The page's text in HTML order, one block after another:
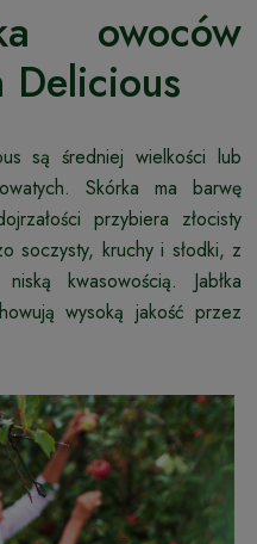
owoców
Delicious
są średniej wielkości lub
Skórka ma barwę
przybiera złocisty
soczysty, kruchy i słodki, z
kwasowością. Jabłka
wysoką jakość przez